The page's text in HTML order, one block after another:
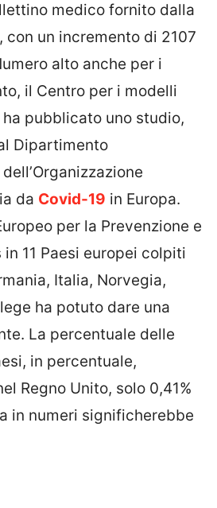
medico fornito dalla
un incremento di 2107
alto anche per i
il Centro per i modelli
pubblicato uno studio,
Dipartimento
da Covid-19 in Europa.
per la Prevenzione e
11 Paesi europei colpiti
Italia, Norvegia,
ha potuto dare una
La percentuale delle
in percentuale,
Regno Unito, solo 0,41%
in numeri significherebbe